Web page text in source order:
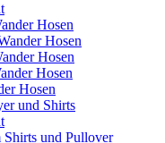
Hosen
Hosen
Hosen
Hosen
Hosen
und Shirts
Shirts und Pullover